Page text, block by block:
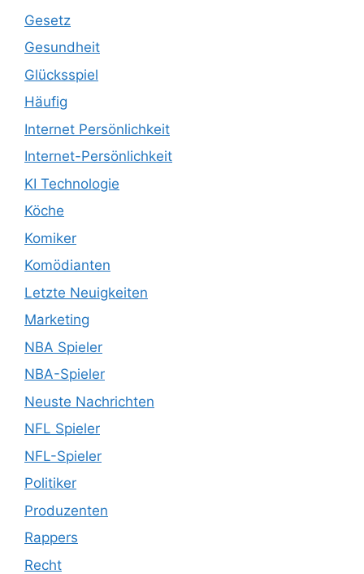
Gesetz
Gesundheit
Glücksspiel
Häufig
Internet Persönlichkeit
Internet-Persönlichkeit
KI Technologie
Köche
Komiker
Komödianten
Letzte Neuigkeiten
Marketing
NBA Spieler
NBA-Spieler
Neuste Nachrichten
NFL Spieler
NFL-Spieler
Politiker
Produzenten
Rappers
Recht